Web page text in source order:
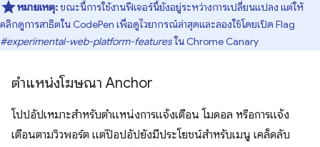
หมายเหตุ: ขณะนี้การใช้งานฟีเจอร์นี้ยังอยู่ระหว่างการเปลี่ยนแปลง แต่ให้
คลิกดูการสาธิตใน CodePen เพื่อดูไวยากรณ์ล่าสุดและลองใช้โดยเปิด Flag
#experimental-web-platform-featuresใน Chrome Canary
ตำแหน่งโฆษณา Anchor
โปปอัปเหมาะสําหรับตําแหน่งการแจ้งเตือน โมดอล หรือการแจ้ง
เตือนตามวิวพอร์ต แต่ป๊อปอัปยังมีประโยชน์สําหรับเมนู เคล็ดลับ